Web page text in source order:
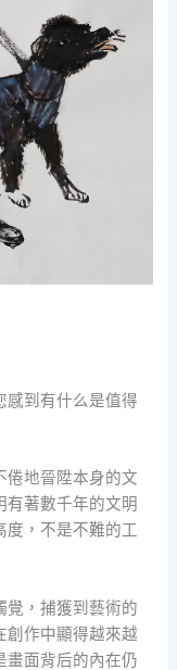
感到有什么是值得
倦地晉陞本身的文
有著數千年的文明
度，不是不難的工
覺，捕獲到藝術的
創作中顯得越來越
畫面背后的內在仍